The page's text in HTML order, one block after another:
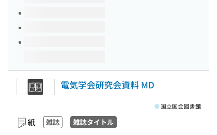
電気学会研究会資料 MD
紙 雑誌 雑誌タイトル
国立国会図書館